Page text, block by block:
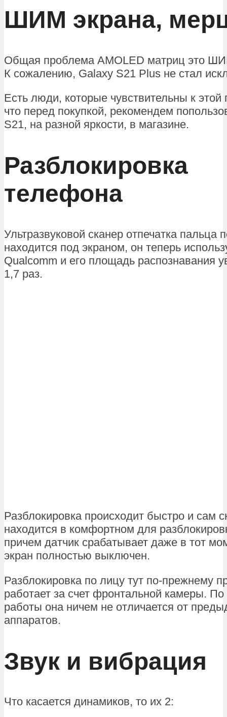
ШИМ экрана,
Общая проблема AMOLED матриц это
К сожалению, Galaxy S21 Plus не стал
Есть люди, которые чувствительны к этой
что перед покупкой, рекомендем
S21, на разной яркости, в магазине.
Разблокировка
телефона
Ультразвуковой сканер отпечатка пальца
находится под экраном, он теперь
Qualcomm и его площадь распознавания
1,7 раз.
Разблокировка происходит быстро и сам
находится в комфортном для
причем датчик срабатывает даже в тот
экран полностью выключен.
Разблокировка по лицу тут по-прежнему
работает за счет фронтальной камеры. По
работы она ничем не отличается от
аппаратов.
Звук и вибрация
Что касается динамиков, то их 2: